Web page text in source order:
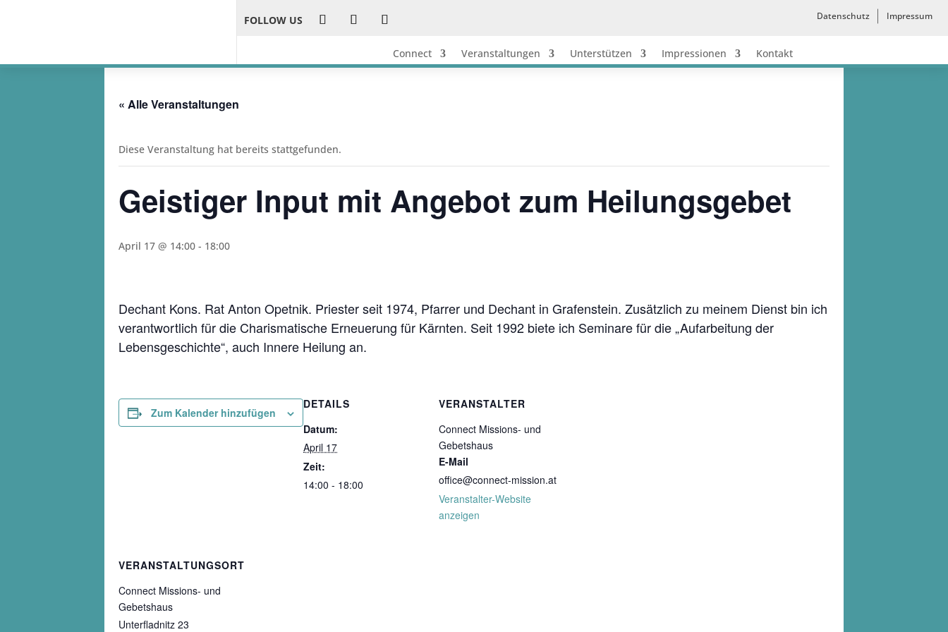
FOLLOW US Datenschutz Impressum
Connect Veranstaltungen Unterstützen Impressionen Kontakt
« Alle Veranstaltungen
Diese Veranstaltung hat bereits stattgefunden.
Geistiger Input mit Angebot zum Heilungsgebet
April 17 @ 14:00 - 18:00
Dechant Kons. Rat Anton Opetnik. Priester seit 1974, Pfarrer und Dechant in Grafenstein. Zusätzlich zu meinem Dienst bin ich
verantwortlich für die Charismatische Erneuerung für Kärnten. Seit 1992 biete ich Seminare für die „Aufarbeitung der
Lebensgeschichte“, auch Innere Heilung an.
Zum Kalender hinzufügen
DETAILS
Datum:
April 17
Zeit:
14:00 - 18:00
VERANSTALTER
Connect Missions- und
Gebetshaus
E-Mail
office@connect-mission.at
Veranstalter-Website
anzeigen
VERANSTALTUNGSORT
Connect Missions- und
Gebetshaus
Unterfladnitz 23